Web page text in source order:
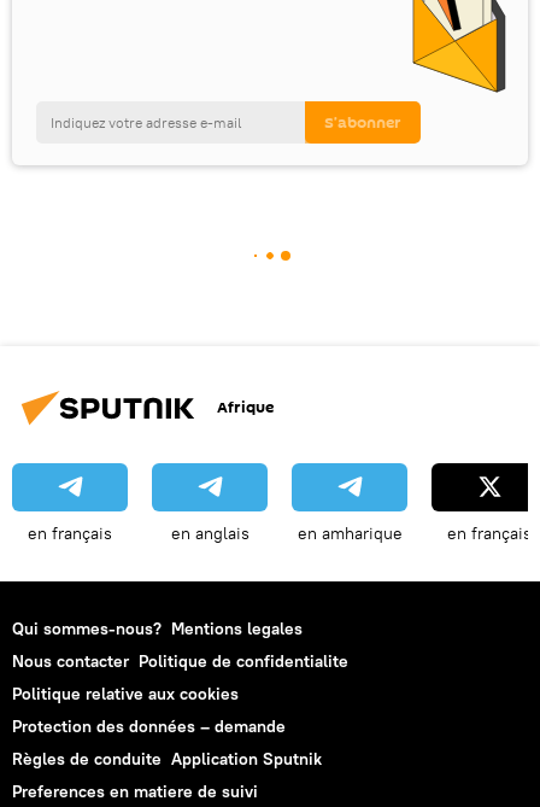
Afrique
en français en anglais en amharique en français
Qui sommes-nous? Mentions legales
Nous contacter Politique de confidentialite
Politique relative aux cookies
Protection des données – demande
Règles de conduite Application Sputnik
Preferences en matiere de suivi